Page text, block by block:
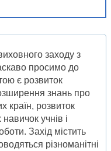
заходу з
просимо до
є розвиток
знань про
країн, розвиток
учнів і
Захід містить
різноманітні